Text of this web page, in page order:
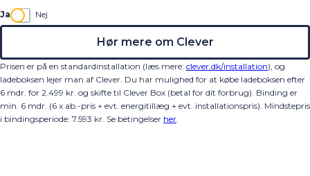
Ja Nej
Hør mere om Clever
Prisen er på en standardinstallation (læs mere: clever.dk/installation), og
ladeboksen lejer man af Clever. Du har mulighed for at købe ladeboksen efter
6 mdr. for 2.499 kr. og skifte til Clever Box (betal for dit forbrug). Binding er
min. 6 mdr. (6 x ab.-pris + evt. energitillæg + evt. installationspris). Mindstepris
i bindingsperiode: 7.593 kr. Se betingelser her